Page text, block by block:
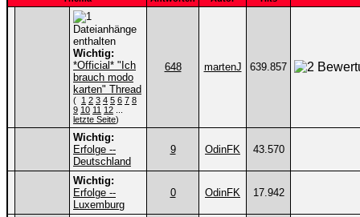
Wichtig:
*Official* "Ich
brauch modo
karten" Thread
( 1 2 3 4 5 6 7 8
9 10 11 12
letzte Seite)
648 martenJ 639.857
Wichtig:
Erfolge --
Deutschland
9 OdinFK 43.570
Wichtig:
Erfolge --
Luxemburg
0 OdinFK 17.942